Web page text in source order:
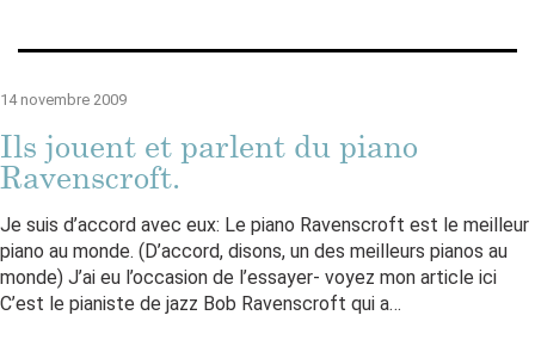
14 novembre 2009
Ils jouent et parlent du piano
Ravenscroft.
Je suis d’accord avec eux: Le piano Ravenscroft est le meilleur
piano au monde. (D’accord, disons, un des meilleurs pianos au
monde) J’ai eu l’occasion de l’essayer- voyez mon article ici
C’est le pianiste de jazz Bob Ravenscroft qui a…